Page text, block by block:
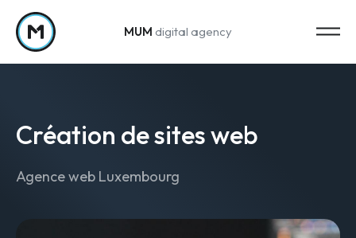
Passer au contenu
MUM digital agency
Strategy
Création de sites web
Agence web Luxembourg